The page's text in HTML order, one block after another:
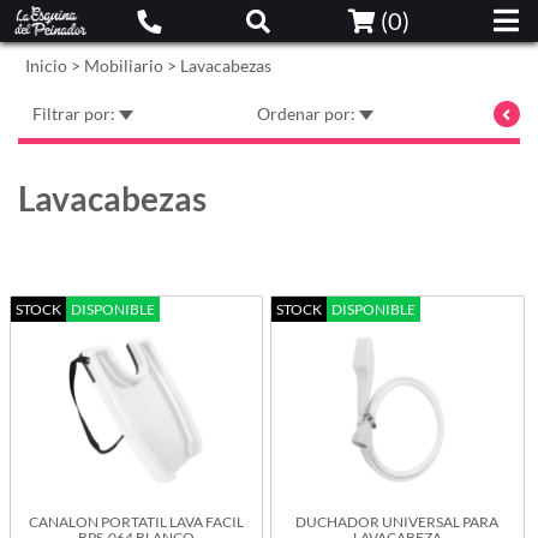
(0)
Inicio > Mobiliario > Lavacabezas
Filtrar por: Ordenar por:
Lavacabezas
STOCK DISPONIBLE
CANALON PORTATIL LAVA FACIL
STOCK DISPONIBLE
DUCHADOR UNIVERSAL PARA